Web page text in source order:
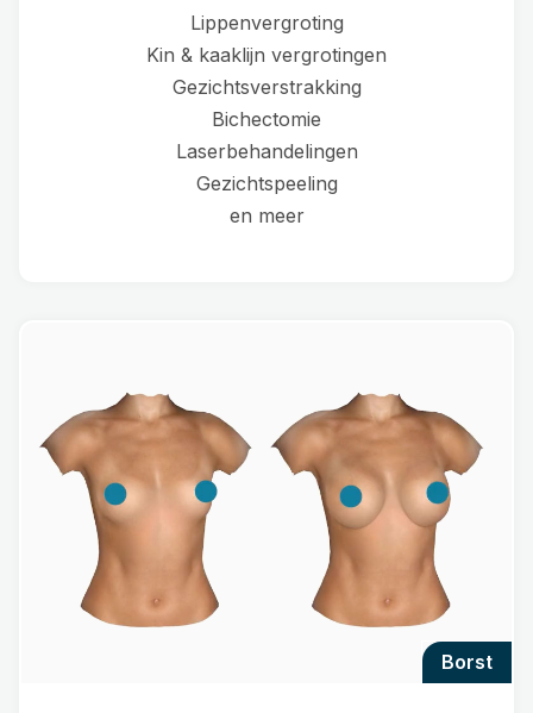
Lippenvergroting
Kin & kaaklijn vergrotingen
Gezichtsverstrakking
Bichectomie
Laserbehandelingen
Gezichtspeeling
en meer
borst